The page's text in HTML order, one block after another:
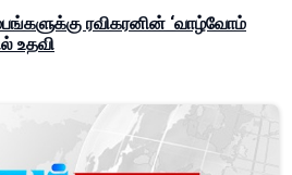
ரவிகரனின் ‘வாழ்வோம்
உதவி